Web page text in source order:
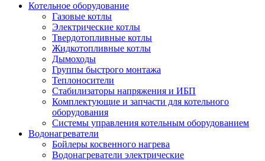
Котельное оборудование
Газовые котлы
Электрические котлы
Твердотопливные котлы
Жидкотопливные котлы
Дымоходы
Группы быстрого монтажа
Теплоносители
Стабилизаторы напряжения и ИБП
Комплектующие и запчасти для котельного
оборудования
Системы управления котельным оборудованием
Водонагреватели
Бойлеры косвенного нагрева
Водонагреватели электрические